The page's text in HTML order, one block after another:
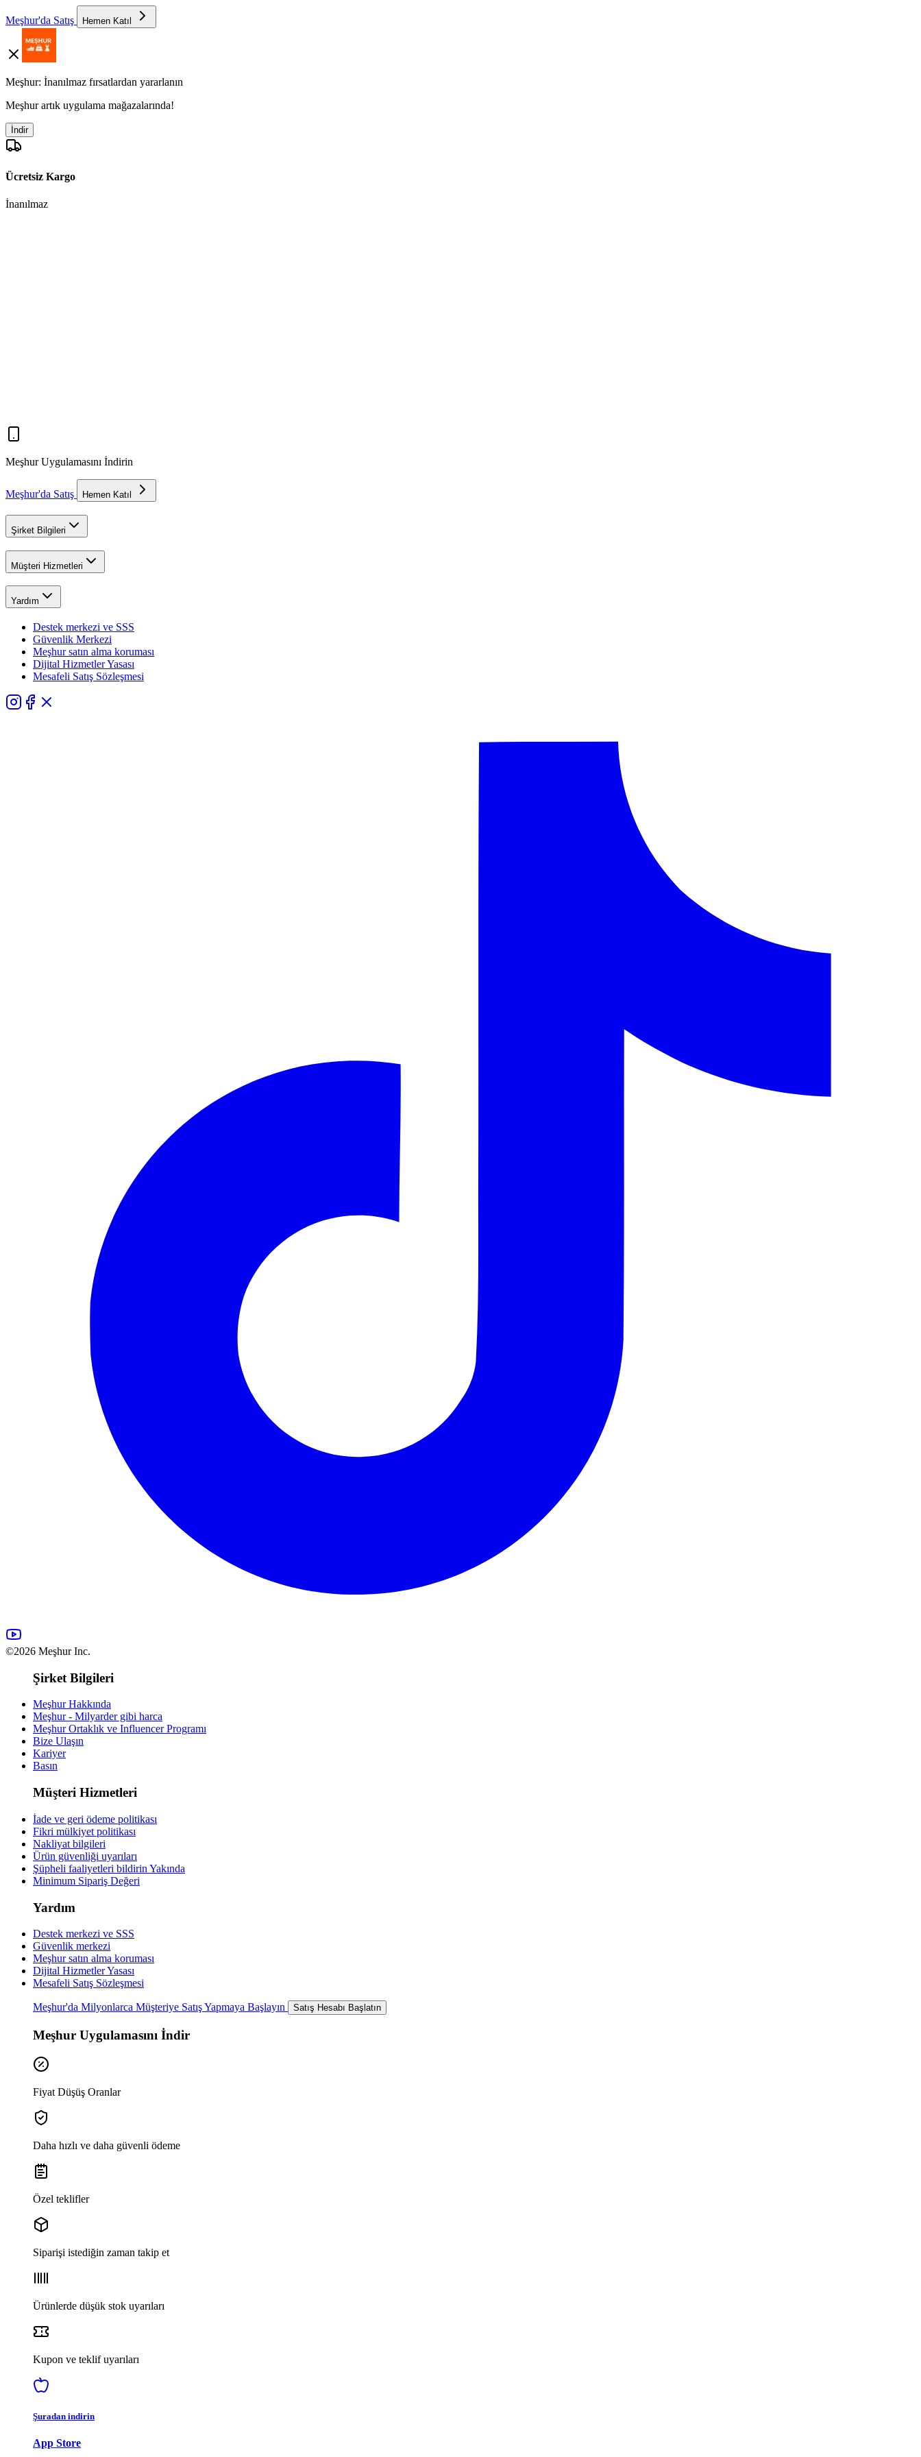
Meşhur'da Satış Hemen Katıl
Meşhur: İnanılmaz fırsatlardan yararlanın
Meşhur artık uygulama mağazalarında!
İndir
Ücretsiz Kargo
İnanılmaz
Meşhur Uygulamasını İndirin
Meşhur'da Satış Hemen Katıl
Şirket Bilgileri
Müşteri Hizmetleri
Yardım
Destek merkezi ve SSS
Güvenlik Merkezi
Meşhur satın alma koruması
Dijital Hizmetler Yasası
Mesafeli Satış Sözleşmesi
©2026 Meşhur Inc.
Şirket Bilgileri
Meşhur Hakkında
Meşhur - Milyarder gibi harca
Meşhur Ortaklık ve Influencer Programı
Bize Ulaşın
Kariyer
Basın
Müşteri Hizmetleri
İade ve geri ödeme politikası
Fikri mülkiyet politikası
Nakliyat bilgileri
Ürün güvenliği uyarıları
Şüpheli faaliyetleri bildirin Yakında
Minimum Sipariş Değeri
Yardım
Destek merkezi ve SSS
Güvenlik merkezi
Meşhur satın alma koruması
Dijital Hizmetler Yasası
Mesafeli Satış Sözleşmesi
Meşhur'da Milyonlarca Müşteriye Satış Yapmaya Başlayın Satış Hesabı Başlatın
Meşhur Uygulamasını İndir
Fiyat Düşüş Oranlar
Daha hızlı ve daha güvenli ödeme
Özel teklifler
Siparişi istediğin zaman takip et
Ürünlerde düşük stok uyarıları
Kupon ve teklif uyarıları
Şuradan indirin
App Store